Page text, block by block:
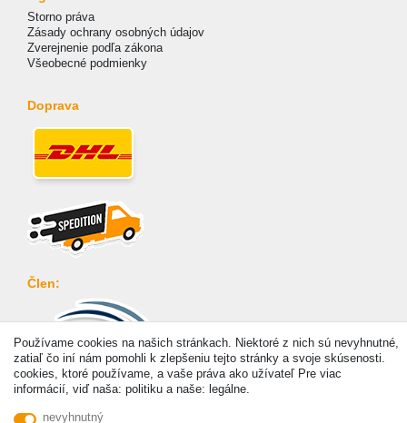
Storno práva
Zásady ochrany osobných údajov
Zverejnenie podľa zákona
Všeobecné podmienky
Doprava
Člen:
Platba
Používame cookies na našich stránkach. Niektoré z nich sú nevyhnutné,
zatiaľ čo iní nám pomohli k zlepšeniu tejto stránky a svoje skúsenosti.
cookies, ktoré používame, a vaše práva ako užívateľ Pre viac
informácií, viď naša: politiku a naše: legálne.
nevyhnutný